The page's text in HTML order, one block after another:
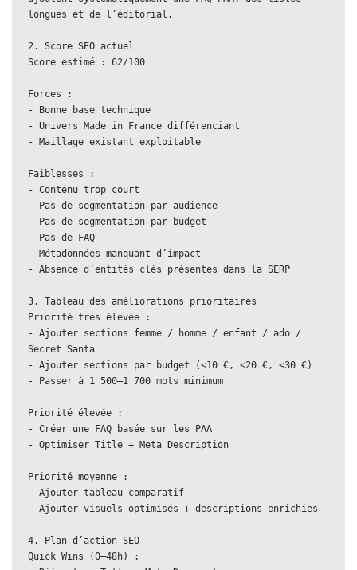
longues et de l’éditorial.
2. Score SEO actuel
Score estimé : 62/100
Forces :
- Bonne base technique
- Univers Made in France différenciant
- Maillage existant exploitable
Faiblesses :
- Contenu trop court
- Pas de segmentation par audience
- Pas de segmentation par budget
- Pas de FAQ
- Métadonnées manquant d’impact
- Absence d’entités clés présentes dans la SERP
3. Tableau des améliorations prioritaires
Priorité très élevée :
- Ajouter sections femme / homme / enfant / ado /
Secret Santa
- Ajouter sections par budget (<10 €, <20 €, <30 €)
- Passer à 1 500–1 700 mots minimum
Priorité élevée :
- Créer une FAQ basée sur les PAA
- Optimiser Title + Meta Description
Priorité moyenne :
- Ajouter tableau comparatif
- Ajouter visuels optimisés + descriptions enrichies
4. Plan d’action SEO
Quick Wins (0–48h) :